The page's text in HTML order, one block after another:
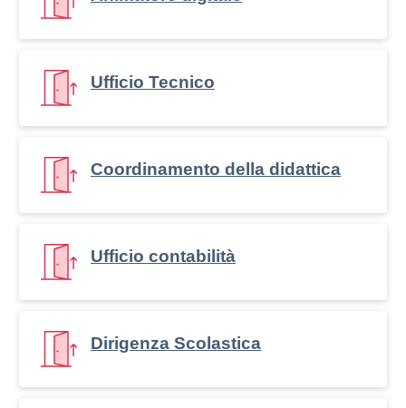
Ufficio Tecnico
Coordinamento della didattica
Ufficio contabilità
Dirigenza Scolastica